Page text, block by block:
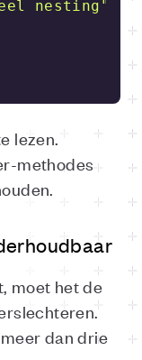
nesting"
lezen.
methodes
moet het de
dan drie